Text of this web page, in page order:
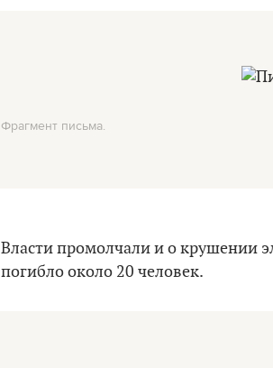
Фрагмент письма.
Власти промолчали и о крушении
погибло около 20 человек.